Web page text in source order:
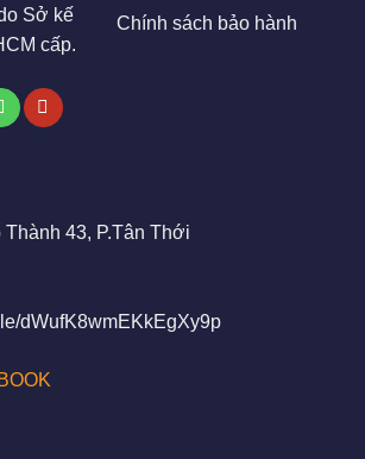
Sở kế
cấp.
Chính sách bảo hành
43, P.Tân Thới
dWufK8wmEKkEgXy9p